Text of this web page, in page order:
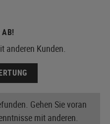
AB!
anderen Kunden.
Gehen Sie voran
mit anderen.